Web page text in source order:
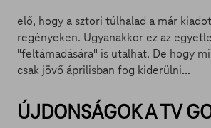
elő, hogy a sztori túlhalad a már
regényeken. Ugyanakkor ez az
"feltámadására" is utalhat. De hogy mi
csak jövő áprilisban fog kiderülni...
ÚJDONSÁGOK A TV